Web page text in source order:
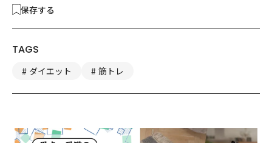
保存する
TAGS
ダイエット 筋トレ